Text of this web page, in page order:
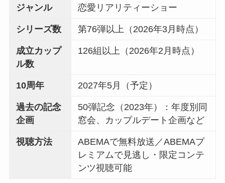
ジャンル 恋愛リアリティーショー
シリーズ数 第76弾以上（2026年3月時点）
成立カップ
ル数
126組以上（2026年2月時点）
10周年 2027年5月（予定）
過去の記念
企画
50弾記念（2023年）：年度別同
窓会、カップルデート企画など
視聴方法
ABEMAで無料放送／ABEMAプ
レミアムで見逃し・限定コンテ
ンツ視聴可能